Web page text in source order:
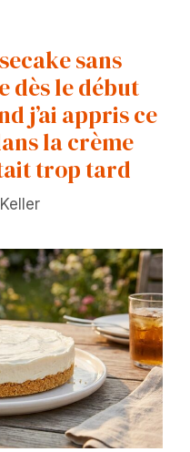
sans
dès le début
j’ai appris ce
la crème
trop tard